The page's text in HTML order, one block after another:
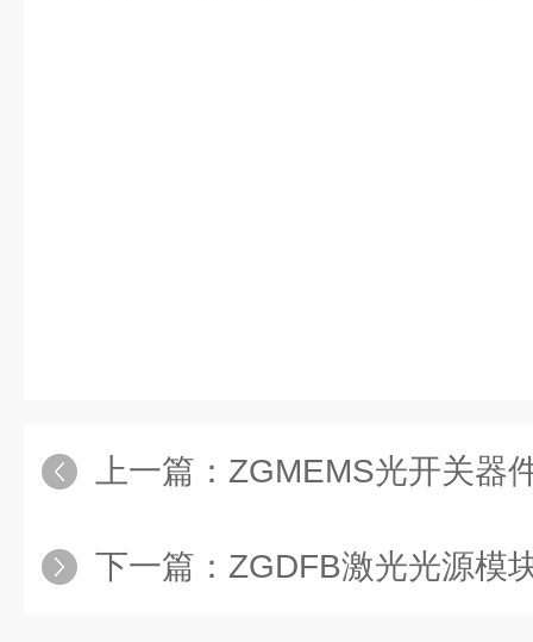
上一篇： ZGMEMS光开关器
下一篇： ZGDFB激光光源模